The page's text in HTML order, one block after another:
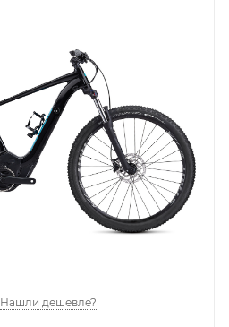
Нашли дешевле?